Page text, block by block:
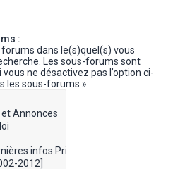
:
dans le(s)quel(s) vous
Les sous-forums sont
ne désactivez pas l’option ci-
les sous-forums ».